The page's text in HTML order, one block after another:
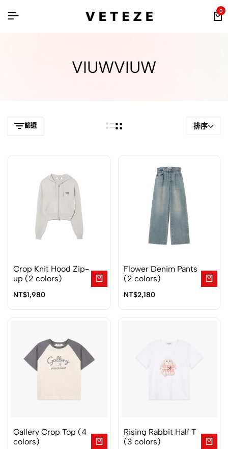
0
VIUWVIUW
篩選 排序
Crop Knit Hood Zip-
up (2 colors)
NT$1,980
Flower Denim Pants
(2 colors)
NT$2,180
Gallery Crop Top (4
colors)
Rising Rabbit Half T
(3 colors)